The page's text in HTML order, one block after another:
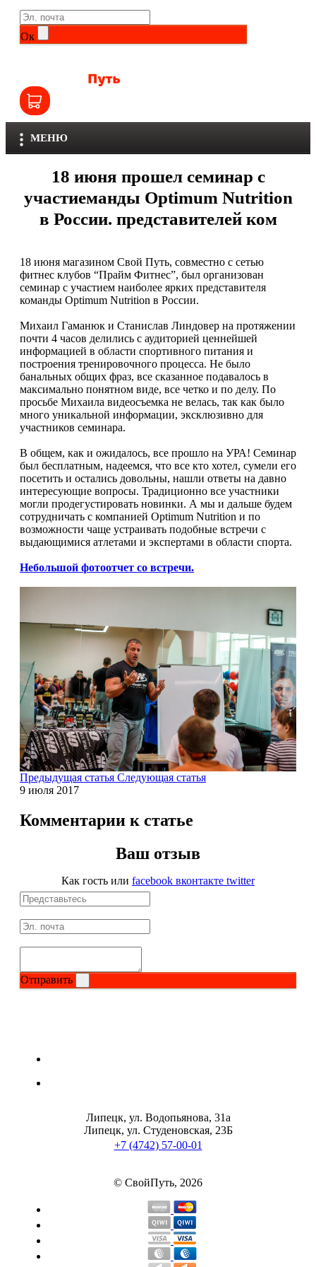
Ок
МЕНЮ
Общие комплексы
Витамины группы B
Витамины для детей
Железо
Кальций
Здоровье и красота
НАЗАД
Мужское здоровье
Бустеры тестостерона
ЗМА
Антиоксиданты
Борьба со стрессом
НАЗАД
Волосы и кожа
Здоровая печень
Здоровье костей
Зрение
Иммунитет
Сердце и Сосуды
Щитовидная железа
Коллаген
Сывороточный протеин
Многокомпонентный и яичный протеин
Life Extension
NOW
Olimp
Optimum Nutrition
Scitec Nutrition
Sportinia
Trace Minerals
USN
Vitauct
WTF LABZ
Свой Путь
18 июня прошел семинар с
участиеманды Optimum Nutrition
в России. представителей ком
18 июня магазином Свой Путь, совместно с сетью
фитнес клубов “Прайм Фитнес”, был организован
семинар с участием наиболее ярких представителя
команды Optimum Nutrition в России.
Михаил Гаманюк и Станислав Линдовер на протяжении
почти 4 часов делились с аудиторией ценнейшей
информацией в области спортивного питания и
построения тренировочного процесса. Не было
банальных общих фраз, все сказанное подавалось в
максимально понятном виде, все четко и по делу. По
просьбе Михаила видеосъемка не велась, так как было
много уникальной информации, эксклюзивно для
участников семинара.
В общем, как и ожидалось, все прошло на УРА! Семинар
был бесплатным, надеемся, что все кто хотел, сумели его
посетить и остались довольны, нашли ответы на давно
интересующие вопросы. Традиционно все участники
могли продегустировать новинки. А мы и дальше будем
сотрудничать с компанией Optimum Nutrition и по
возможности чаще устраивать подобные встречи с
выдающимися атлетами и экспертами в области спорта.
Небольшой фотоотчет со встречи.
Предыдущая статья Следующая статья
9 июля 2017
Комментарии к статье
Ваш отзыв
Как гость или facebook вконтакте twitter
Отправить
Липецк, ул. Водопьянова, 31а
Липецк, ул. Студеновская, 23Б
+7 (4742) 57-00-01
© СвойПуть, 2026